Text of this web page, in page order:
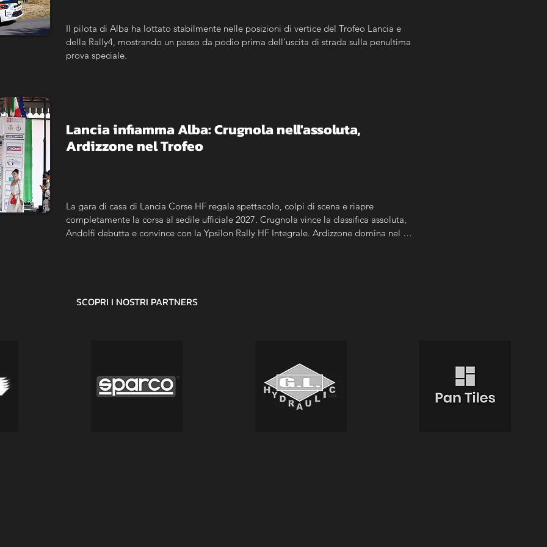
Il pilota di Alba ha lottato stabilmente nelle posizioni di vertice del Trofeo Lancia e
della Rally4, mostrando un passo da podio prima dell'uscita di strada sulla penultima
prova speciale.
Lancia infiamma Alba: Crugnola nell'assoluta,
Ardizzone nel Trofeo
La gara di casa di Lancia Corse HF regala spettacolo, colpi di scena e riapre
completamente la corsa al sedile ufficiale 2027. Crugnola vince la classifica assoluta,
Andolfi debutta e convince con la Ypsilon Rally HF Integrale. Ardizzone domina nel
SCOPRI I NOSTRI PARTNERS